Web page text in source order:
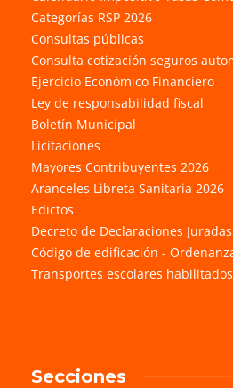
Categorías RSP 2026
Consultas públicas
Consulta cotización seguros
Ejercicio Económico Financiero
Ley de responsabilidad fiscal
Boletín Municipal
Licitaciones
Mayores Contribuyentes 2026
Aranceles Libreta Sanitaria 2026
Edictos
Decreto de Declaraciones
Código de edificación -
Transportes escolares habilitados
Secciones